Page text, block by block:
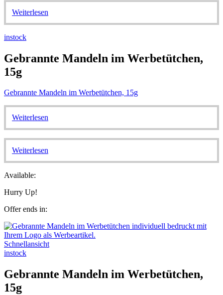
Weiterlesen
instock
Gebrannte Mandeln im Werbetütchen,
15g
Gebrannte Mandeln im Werbetütchen, 15g
Weiterlesen
Weiterlesen
Available:
Hurry Up!
Offer ends in:
Schnellansicht
instock
Gebrannte Mandeln im Werbetütchen,
15g